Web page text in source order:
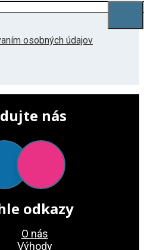
osobných údajov
nás
odkazy
O nás
Výhody